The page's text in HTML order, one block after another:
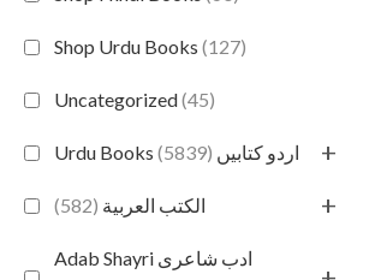
Shop Urdu Books (127)
Uncategorized(45)
Urdu Books اردو کتابیں (5839) +
الكتب العربية (582) +
Adab Shayri ادب شاعری